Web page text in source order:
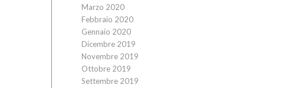
Marzo 2020
Febbraio 2020
Gennaio 2020
Dicembre 2019
Novembre 2019
Ottobre 2019
Settembre 2019